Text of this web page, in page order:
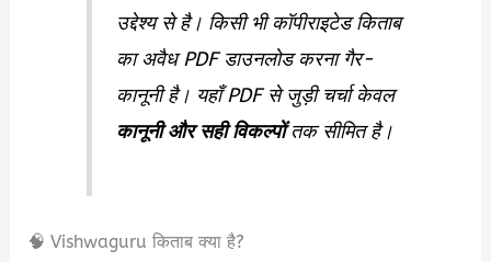
उद्देश्य से है। किसी भी कॉपीराइटेड किताब
का अवैध PDF डाउनलोड करना गैर-
कानूनी है। यहाँ PDF से जुड़ी चर्चा केवल
कानूनी और सही विकल्पोंतक सीमित है।
🧠 Vishwaguru किताब क्या है?